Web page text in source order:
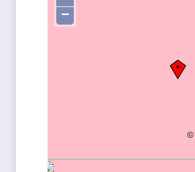
−
©